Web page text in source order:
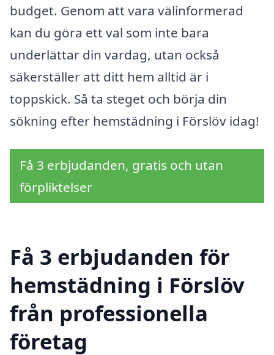
budget. Genom att vara välinformerad
kan du göra ett val som inte bara
underlättar din vardag, utan också
säkerställer att ditt hem alltid är i
toppskick. Så ta steget och börja din
sökning efter hemstädning i Förslöv idag!
Få 3 erbjudanden, gratis och utan
förpliktelser
Få 3 erbjudanden för
hemstädning i Förslöv
från professionella
företag